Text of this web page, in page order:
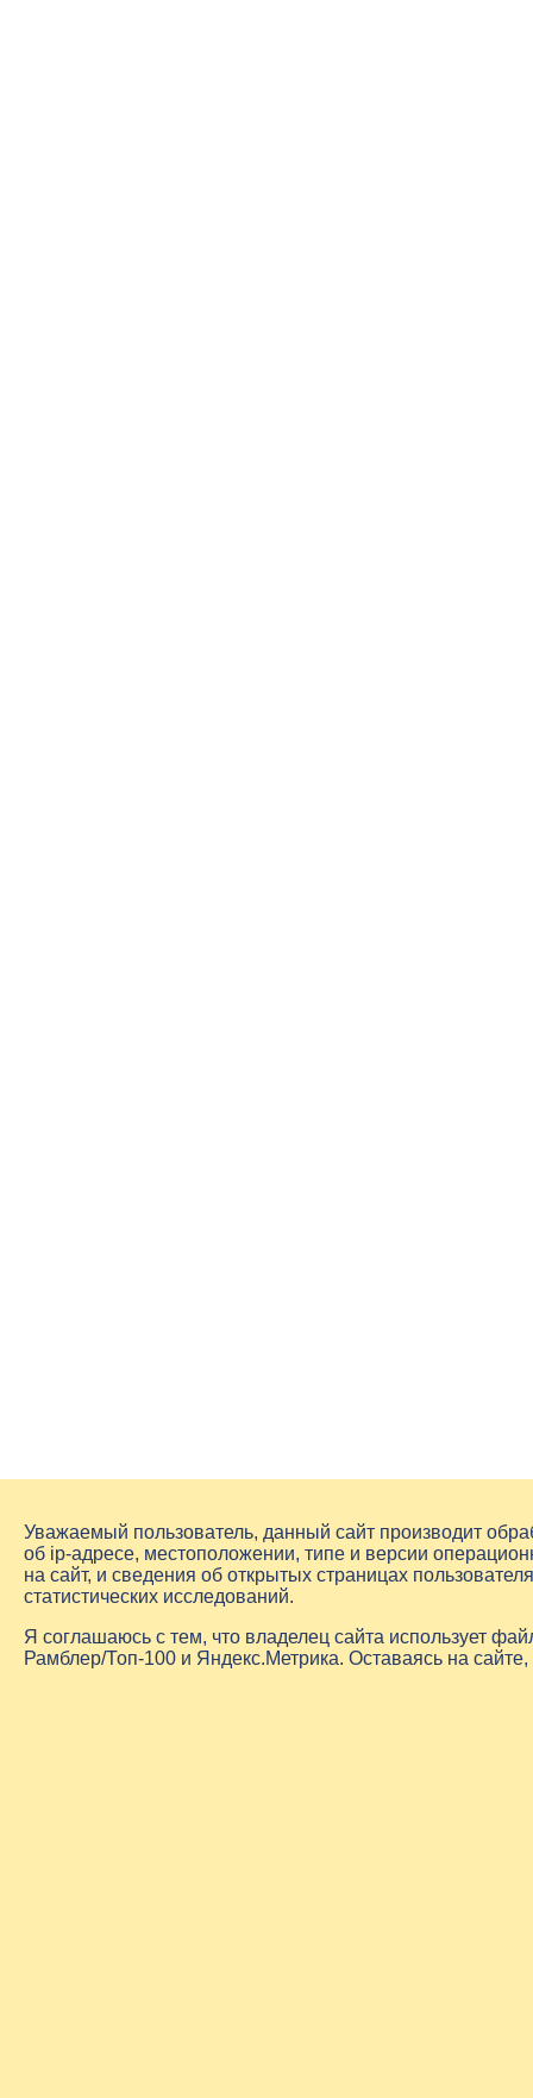
Уважаемый пользователь, данный сайт производит
об ip-адресе, местоположении, типе и версии
на сайт, и сведения об открытых страницах
статистических исследований.
Я соглашаюсь с тем, что владелец сайта использует
Рамблер/Топ-100 и Яндекс.Метрика. Оставаясь на